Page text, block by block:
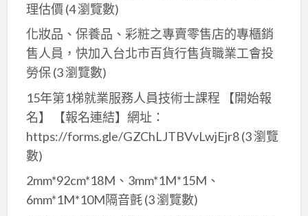
理估價(4 瀏覽數)
化妝品、保養品、彩粧之專賣零售店的專櫃銷
售人員，快加入台北市百貨行售貨職業工會投
勞保(3 瀏覽數)
15年第1梯就業服務人員技術士課程 【開始報
名】 【報名連結】網址：
https://forms.gle/GZChLJTBVvLwjEjr8(3 瀏覽
數)
2mm*92cm*18M、3mm*1M*15M、
6mm*1M*10M隔音氈(3 瀏覽數)